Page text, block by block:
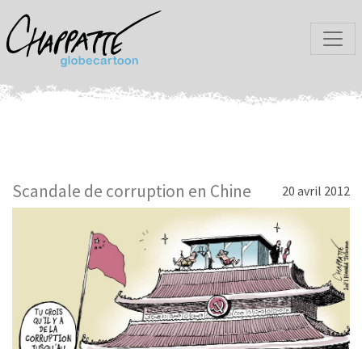
Scandale de corruption en Chine 20 avril 2012